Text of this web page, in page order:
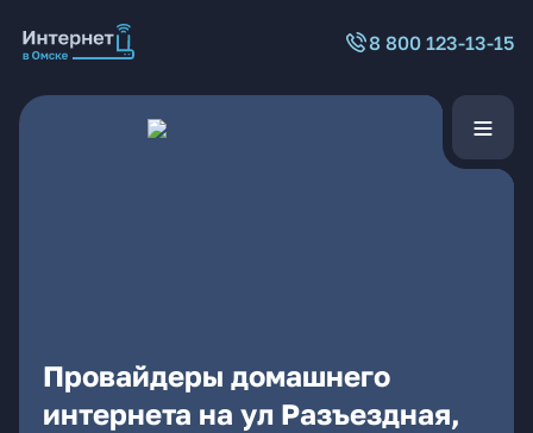
8 800 123-13-15
Провайдеры домашнего
интернета на ул Разъездная,